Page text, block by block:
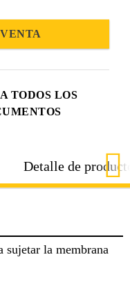
TODOS LOS
Detalle de
sujetar la membrana